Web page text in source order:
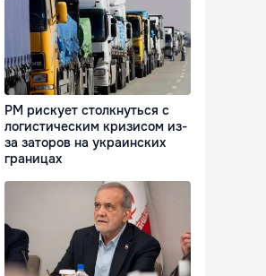
РМ рискует столкнуться с
логистическим кризисом из-
за заторов на украинских
границах